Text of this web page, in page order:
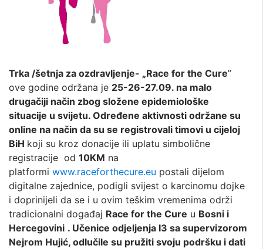
Trka /šetnja za ozdravljenje- „Race for the Cure”
ove godine održana je 25-26-27.09. na malo
drugačiji način zbog složene epidemiološke
situacije u svijetu. Određene aktivnosti održane su
online na način da su se registrovali timovi u cijeloj
BiH koji su kroz donacije ili uplatu simbolične
registracije od 10KM na
platformi www.raceforthecure.eu postali dijelom
digitalne zajednice, podigli svijest o karcinomu dojke
i doprinijeli da se i u ovim teškim vremenima održi
tradicionalni događaj Race for the Cure u Bosni i
Hercegovini . Učenice odjeljenja I3 sa supervizorom
Nejrom Hujić, odlučile su pružiti svoju podršku i dati